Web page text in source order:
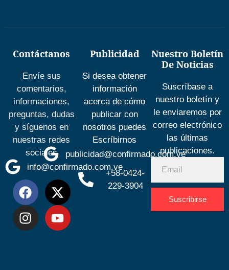
Contáctanos
Envíe sus
comentarios,
informaciones,
preguntas, dudas
y síguenos en
nuestras redes
sociales
info@confirmado.com.ve
Publicidad
Si desea obtener
información
acerca de cómo
publicar con
nosotros puedes
Escríbirnos
publicidad@confirmado.com.ve
+58-0424-
229-3904
Nuestro Boletín
De Noticias
Suscríbase a
nuestro boletín y
le enviaremos por
correo electrónico
las últimas
publicaciones.
Suscribirse